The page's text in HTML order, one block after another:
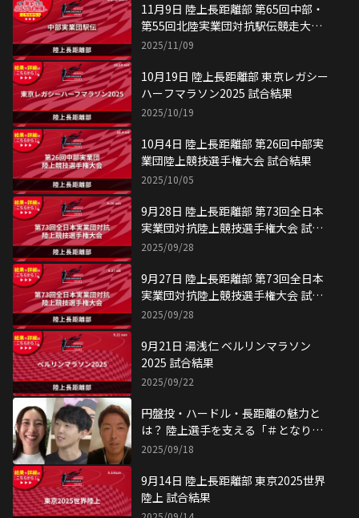
11月9日 陸上長距離部 第65回中部・
第55回北陸実業団対抗駅伝競走大会
試合結果
2025/11/09
10月19日 陸上長距離部 東京レガシー
ハーフマラソン2025 試合結果
2025/10/19
10月4日 陸上長距離部 第26回中部実
業団陸上競技選手権大会 試合結果
2025/10/05
9月28日 陸上長距離部 第73回全日本
実業団対抗陸上競技選手権大会 試合
結果
2025/09/28
9月27日 陸上長距離部 第73回全日本
実業団対抗陸上競技選手権大会 試合
結果
2025/09/28
9月21日 湯浅仁 ベルリンマラソン
2025 試合結果
2025/09/22
円盤投・ハードル・長距離の魅力と
は？ 陸上選手を支える「＃となり目
線」
2025/09/18
9月14日 陸上長距離部 東京2025世界
陸上 試合結果